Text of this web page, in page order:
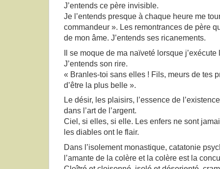
J’entends ce père invisible.
Je l’entends presque à chaque heure me
commandeur ». Les remontrances de père
de mon âme. J’entends ses ricanements.
Il se moque de ma naïveté lorsque
J’entends son rire.
« Branles-toi sans elles ! Fils, meurs de tes
d’être la plus belle ».
Le désir, les plaisirs, l’essence de
dans l’art de l’argent.
Ciel, si elles, si elle. Les enfers ne sont
les diables ont le flair.
Dans l’isolement monastique, catatonie
l’amante de la colère et la colère est la